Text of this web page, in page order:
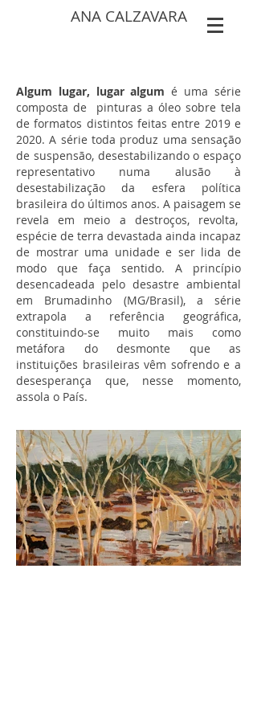
ANA CALZAVARA
Algum lugar, lugar algum é uma série
composta de pinturas a óleo sobre tela
de formatos distintos feitas entre 2019 e
2020. A série toda produz uma sensação
de suspensão, desestabilizando o espaço
representativo numa alusão à
desestabilização da esfera política
brasileira do últimos anos. A paisagem se
revela em meio a destroços, revolta,
espécie de terra devastada ainda incapaz
de mostrar uma unidade e ser lida de
modo que faça sentido. A princípio
desencadeada pelo desastre ambiental
em Brumadinho (MG/Brasil), a série
extrapola a referência geográfica,
constituindo-se muito mais como
metáfora do desmonte que as
instituições brasileiras vêm sofrendo e a
desesperança que, nesse momento,
assola o País.